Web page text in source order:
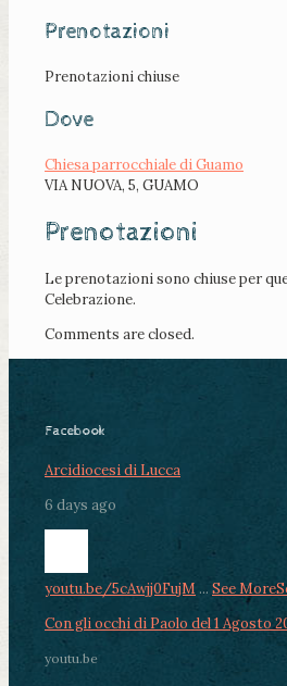
Prenotazioni
Prenotazioni chiuse
Dove
Chiesa parrocchiale di Guamo
VIA NUOVA, 5, GUAMO
Prenotazioni
Le prenotazioni sono chiuse per
Celebrazione.
Comments are closed.
Facebook
Arcidiocesi di Lucca
6 days ago
youtu.be/5cAwjj0FujM ... See More
Con gli occhi di Paolo del 1 Agosto
youtu.be